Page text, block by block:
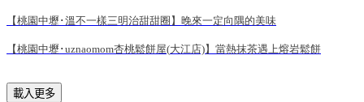
【桃園中壢･溫不一樣三明治甜甜圈】晚來一定向隅的美味
【桃園中壢･uznaomom杏桃鬆餅屋(大江店)】當熱抹茶遇上熔岩鬆餅
載入更多